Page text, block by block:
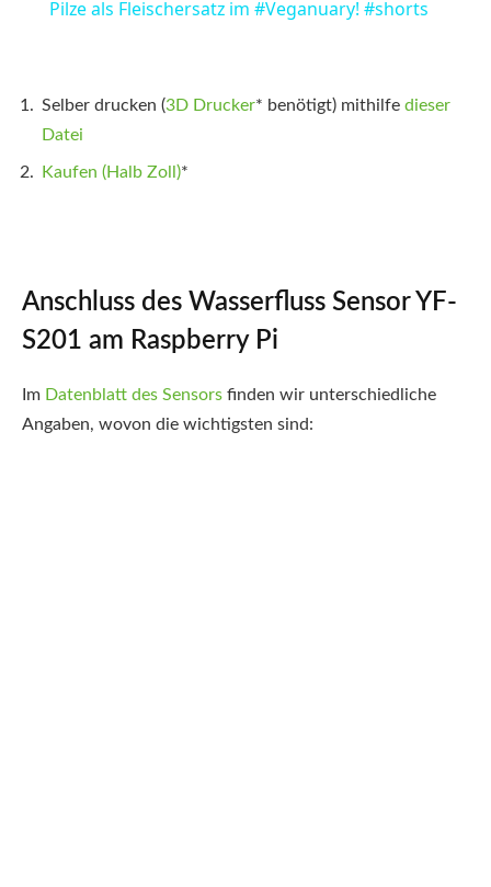
Pilze als Fleischersatz im #Veganuary! #shorts
Selber drucken (3D Drucker* benötigt) mithilfe dieser
Datei
Kaufen (Halb Zoll)*
Anschluss des Wasserfluss Sensor YF-
S201 am Raspberry Pi
Im Datenblatt des Sensors finden wir unterschiedliche
Angaben, wovon die wichtigsten sind: